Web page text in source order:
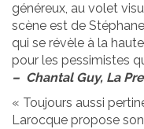
généreux, au volet
scène est de
qui se révèle à la
pour les pessimistes
– Chantal Guy, La
« Toujours aussi
Larocque propose